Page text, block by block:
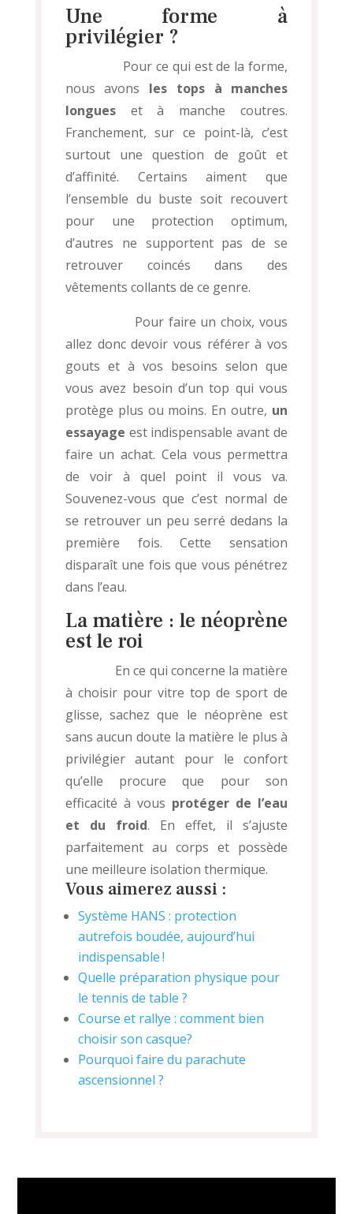
Une forme à
privilégier ?
Pour ce qui est de la forme,
nous avons les tops à manches
longueset à manche coutres.
Franchement, sur ce point-là, c’est
surtout une question de goût et
d’affinité. Certains aiment que
l’ensemble du buste soit recouvert
pour une protection optimum,
d’autres ne supportent pas de se
retrouver coincés dans des
vêtements collants de ce genre.
Pour faire un choix, vous
allez donc devoir vous référer à vos
gouts et à vos besoins selon que
vous avez besoin d’un top qui vous
protège plus ou moins. En outre, un
essayage est indispensable avant de
faire un achat. Cela vous permettra
de voir à quel point il vous va.
Souvenez-vous que c’est normal de
se retrouver un peu serré dedans la
première fois. Cette sensation
disparaît une fois que vous pénétrez
dans l’eau.
La matière : le néoprène
est le roi
En ce qui concerne la matière
à choisir pour vitre top de sport de
glisse, sachez que le néoprène est
sans aucun doute la matière le plus à
privilégier autant pour le confort
qu’elle procure que pour son
efficacité à vous protéger de l’eau
et du froid. En effet, il s’ajuste
parfaitement au corps et possède
une meilleure isolation thermique.
Vous aimerez aussi :
Système HANS : protection
autrefois boudée, aujourd’hui
indispensable !
Quelle préparation physique pour
le tennis de table ?
Course et rallye : comment bien
choisir son casque?
Pourquoi faire du parachute
ascensionnel ?